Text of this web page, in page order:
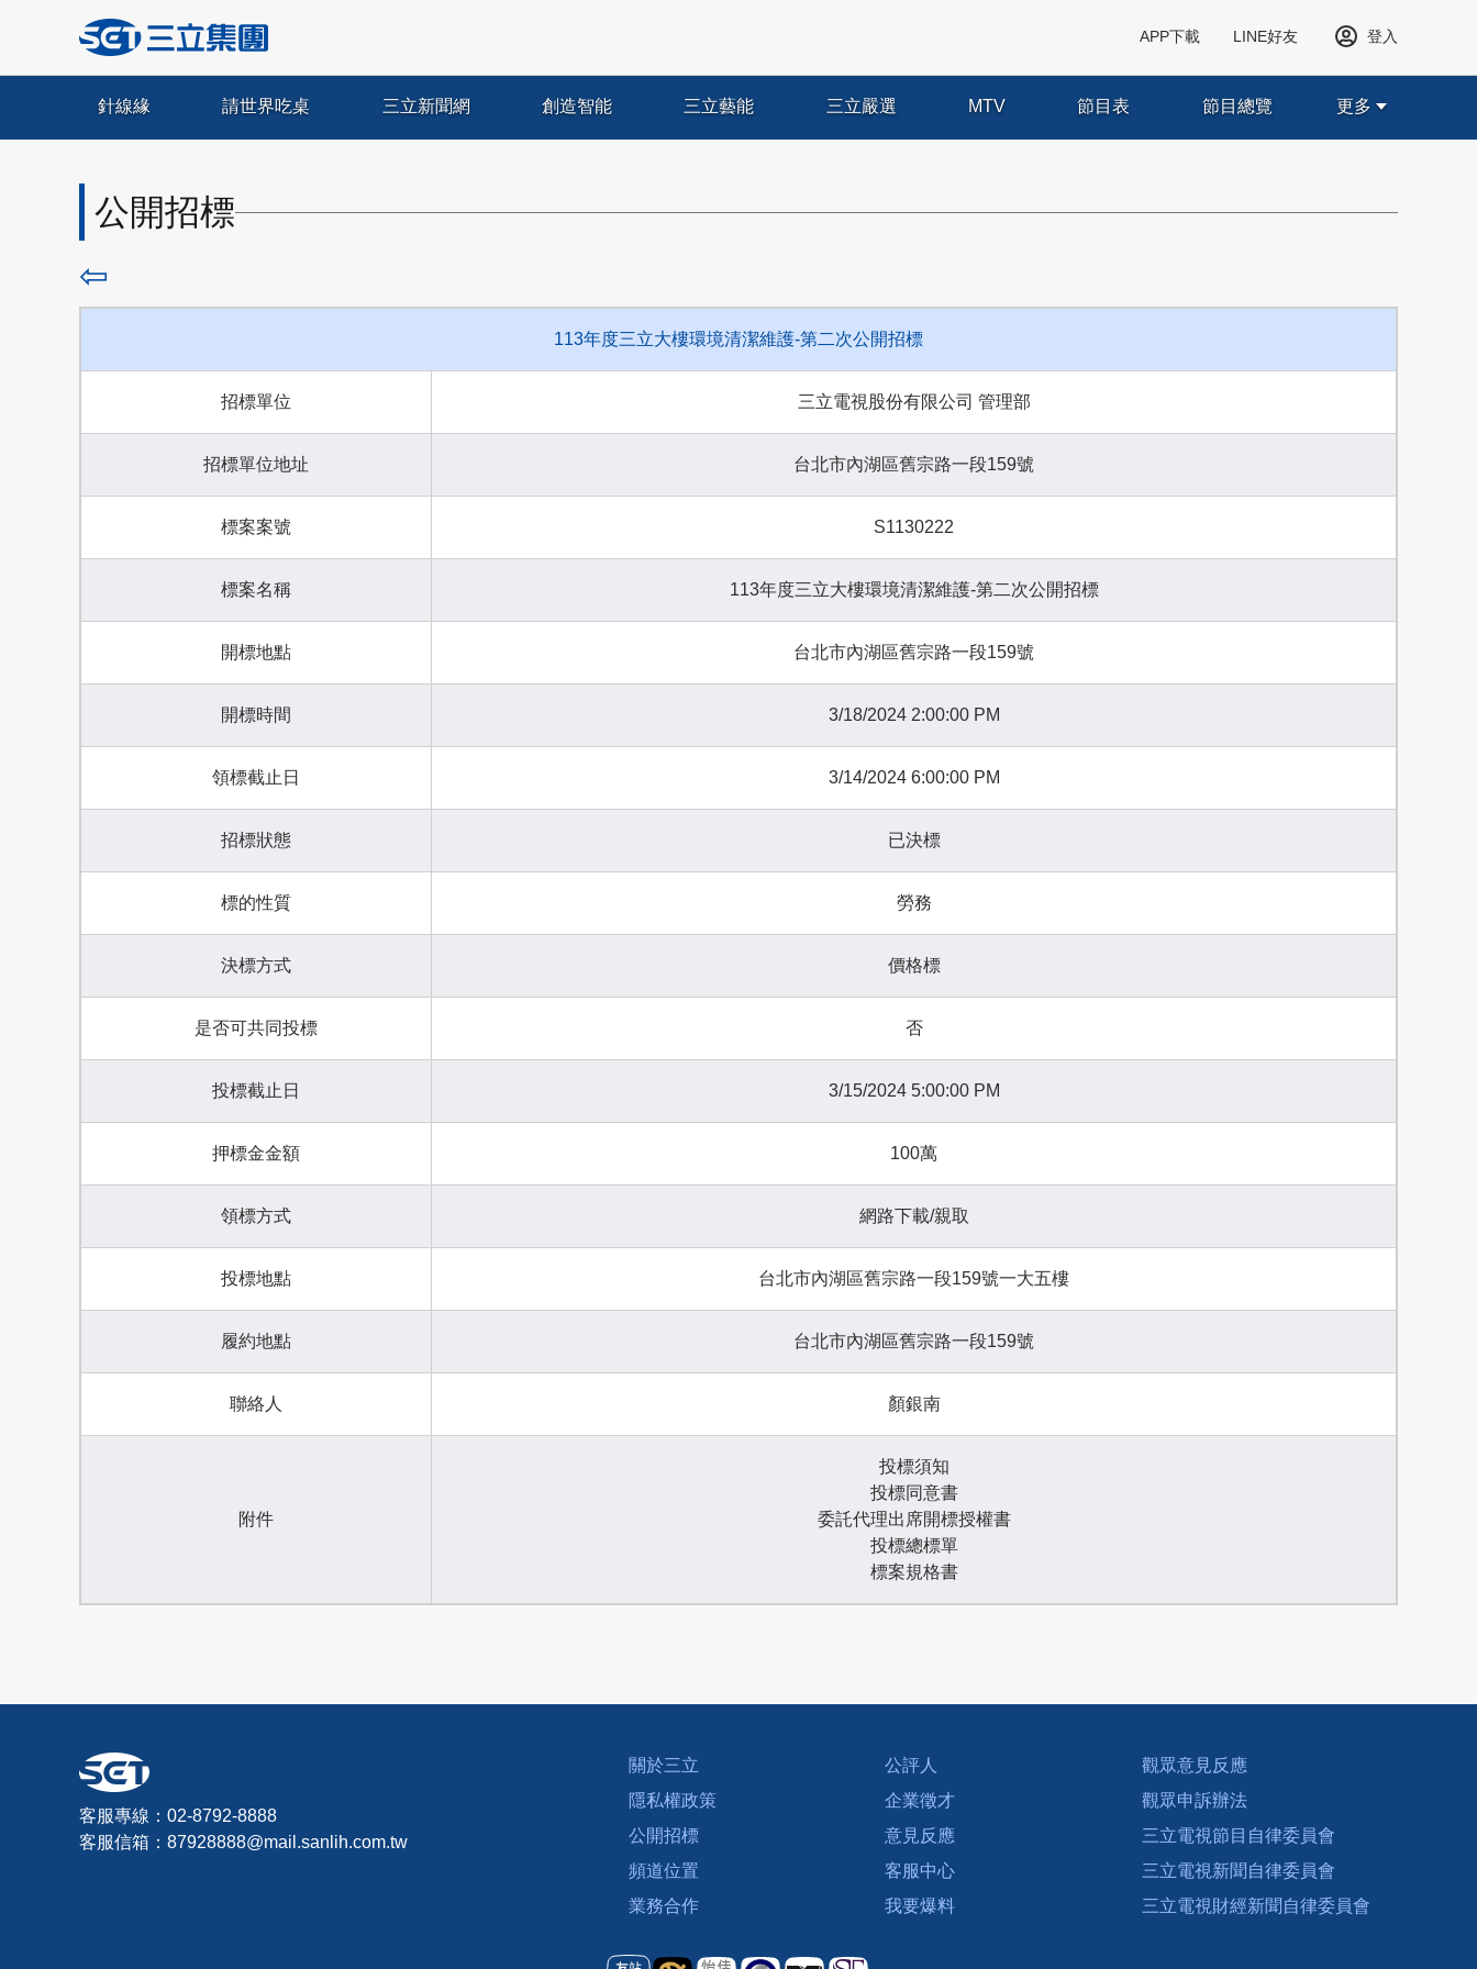
APP下載 LINE好友 登入
針線緣 請世界吃桌 三立新聞網 創造智能 三立藝能 三立嚴選 MTV 節目表 節目總覽 更多
公開招標
⇦
113年度三立大樓環境清潔維護-第二次公開招標
招標單位 三立電視股份有限公司 管理部
招標單位地址 台北市內湖區舊宗路一段159號
標案案號 S1130222
標案名稱 113年度三立大樓環境清潔維護-第二次公開招標
開標地點 台北市內湖區舊宗路一段159號
開標時間 3/18/2024 2:00:00 PM
領標截止日 3/14/2024 6:00:00 PM
招標狀態 已決標
標的性質 勞務
決標方式 價格標
是否可共同投標 否
投標截止日 3/15/2024 5:00:00 PM
押標金金額 100萬
領標方式 網路下載/親取
投標地點 台北市內湖區舊宗路一段159號一大五樓
履約地點 台北市內湖區舊宗路一段159號
聯絡人 顏銀南
附件
投標須知
投標同意書
委託代理出席開標授權書
投標總標單
標案規格書
客服專線：02-8792-8888
客服信箱： 87928888@mail.sanlih.com.tw
關於三立
隱私權政策
公開招標
頻道位置
業務合作
公評人
企業徵才
意見反應
客服中心
我要爆料
觀眾意見反應
觀眾申訴辦法
三立電視節目自律委員會
三立電視新聞自律委員會
三立電視財經新聞自律委員會